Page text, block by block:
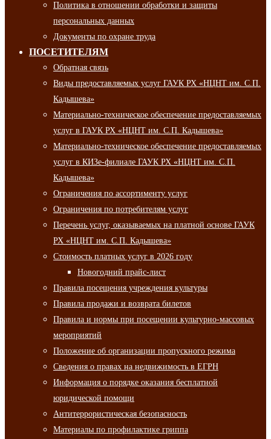
Политика в отношении обработки и защиты
персональных данных
Документы по охране труда
ПОСЕТИТЕЛЯМ
Обратная связь
Виды предоставляемых услуг ГАУК РХ «НЦНТ им. С.П.
Кадышева»
Материально-техническое обеспечение предоставляемых
услуг в ГАУК РХ «НЦНТ им. С.П. Кадышева»
Материально-техническое обеспечение предоставляемых
услуг в КИЗе-филиале ГАУК РХ «НЦНТ им. С.П.
Кадышева»
Ограничения по ассортименту услуг
Ограничения по потребителям услуг
Перечень услуг, оказываемых на платной основе ГАУК
РХ «НЦНТ им. С.П. Кадышева»
Стоимость платных услуг в 2026 году
Новогодний прайс-лист
Правила посещения учреждения культуры
Правила продажи и возврата билетов
Правила и нормы при посещении культурно-массовых
мероприятий
Положение об организации пропускного режима
Сведения о правах на недвижимость в ЕГРН
Информация о порядке оказания бесплатной
юридической помощи
Антитеррористическая безопасность
Материалы по профилактике гриппа